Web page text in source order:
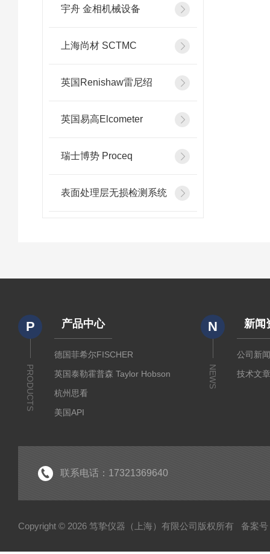
宇舟 金相机械设备
上海尚材 SCTMC
英国Renishaw雷尼绍
英国易高Elcometer
瑞士博势 Proceq
表面处理层无损检测系统
P
PRODUCTS
产品中心
德国菲希尔FISCHER
英国泰勒霍普森 Taylor Hobson
杭州思看
美国API
德国马尔Mahr
日本柯尼卡美能达KONICA MINOLTA
N
NEWS
新闻
公司新
技术文
联系电话：17321369640
Copyright © 2026 笃挚仪器（上海）有限公司版权所有 备案号